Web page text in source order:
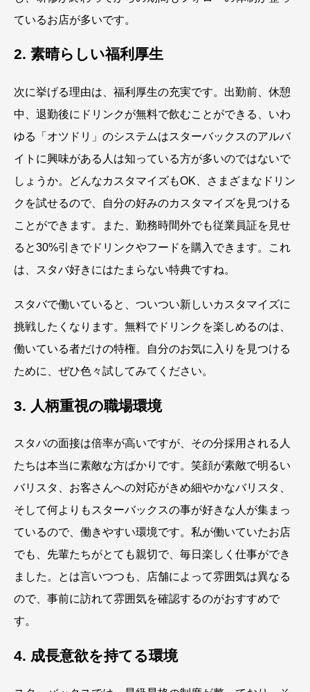
ているお店が多いです。
2. 素晴らしい福利厚生
次に挙げる理由は、福利厚生の充実です。出勤前、休憩
中、退勤後にドリンクが無料で飲むことができる、いわ
ゆる「オツドリ」のシステムはスターバックスのアルバ
イトに興味がある人は知っている方が多いのではないで
しょうか。どんなカスタマイズもOK、さまざまなドリン
クを試せるので、自分の好みのカスタマイズを見つける
ことができます。また、勤務時間外でも従業員証を見せ
ると30%引きでドリンクやフードを購入できます。これ
は、スタバ好きにはたまらない特典ですね。
スタバで働いていると、ついつい新しいカスタマイズに
挑戦したくなります。無料でドリンクを楽しめるのは、
働いている者だけの特権。自分のお気に入りを見つける
ために、ぜひ色々試してみてください。
3. 人柄重視の職場環境
スタバの面接は倍率が高いですが、その分採用される人
たちは本当に素敵な方ばかりです。笑顔が素敵で明るい
バリスタ、お客さんへの対応がきめ細やかなバリスタ、
そして何よりもスターバックスの事が好きな人が集まっ
ているので、働きやすい環境です。私が働いていたお店
でも、先輩たちがとても親切で、毎日楽しく仕事ができ
ました。とは言いつつも、店舗によって雰囲気は異なる
ので、事前に訪れて雰囲気を確認するのがおすすめで
す。
4. 成長意欲を持てる環境